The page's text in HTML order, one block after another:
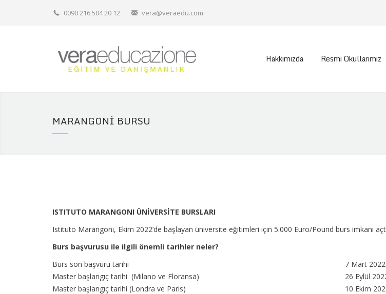
0090 216 504 20 12 vera@veraedu.com
Hakkımızda Resmi Okullarımız
MARANGONI BURSU
ISTITUTO MARANGONI ÜNİVERSİTE BURSLARI
Istituto Marangoni, Ekim 2022’de başlayan üniversite eğitimleri için 5.000 Euro/Pound burs imkanı
Burs başvurusu ile ilgili önemli tarihler neler?
Burs son başvuru tarihi
7 Mart 2022
Master başlangıç tarihi (Milano ve Floransa)
26 Eylül
Master başlangıç tarihi (Londra ve Paris)
10 Ekim